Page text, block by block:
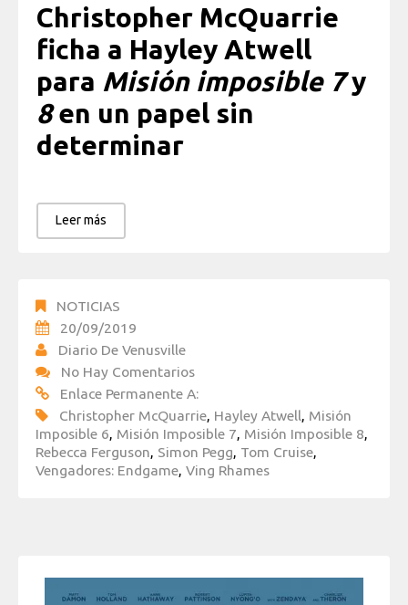
Christopher McQuarrie
ficha a Hayley Atwell
para Misión imposible 7y
8en un papel sin
determinar
Leer más
NOTICIAS
20/09/2019
Diario De Venusville
No Hay Comentarios
Enlace Permanente A:
Christopher McQuarrie, Hayley Atwell, Misión
Imposible 6, Misión Imposible 7, Misión Imposible 8,
Rebecca Ferguson, Simon Pegg, Tom Cruise,
Vengadores: Endgame, Ving Rhames